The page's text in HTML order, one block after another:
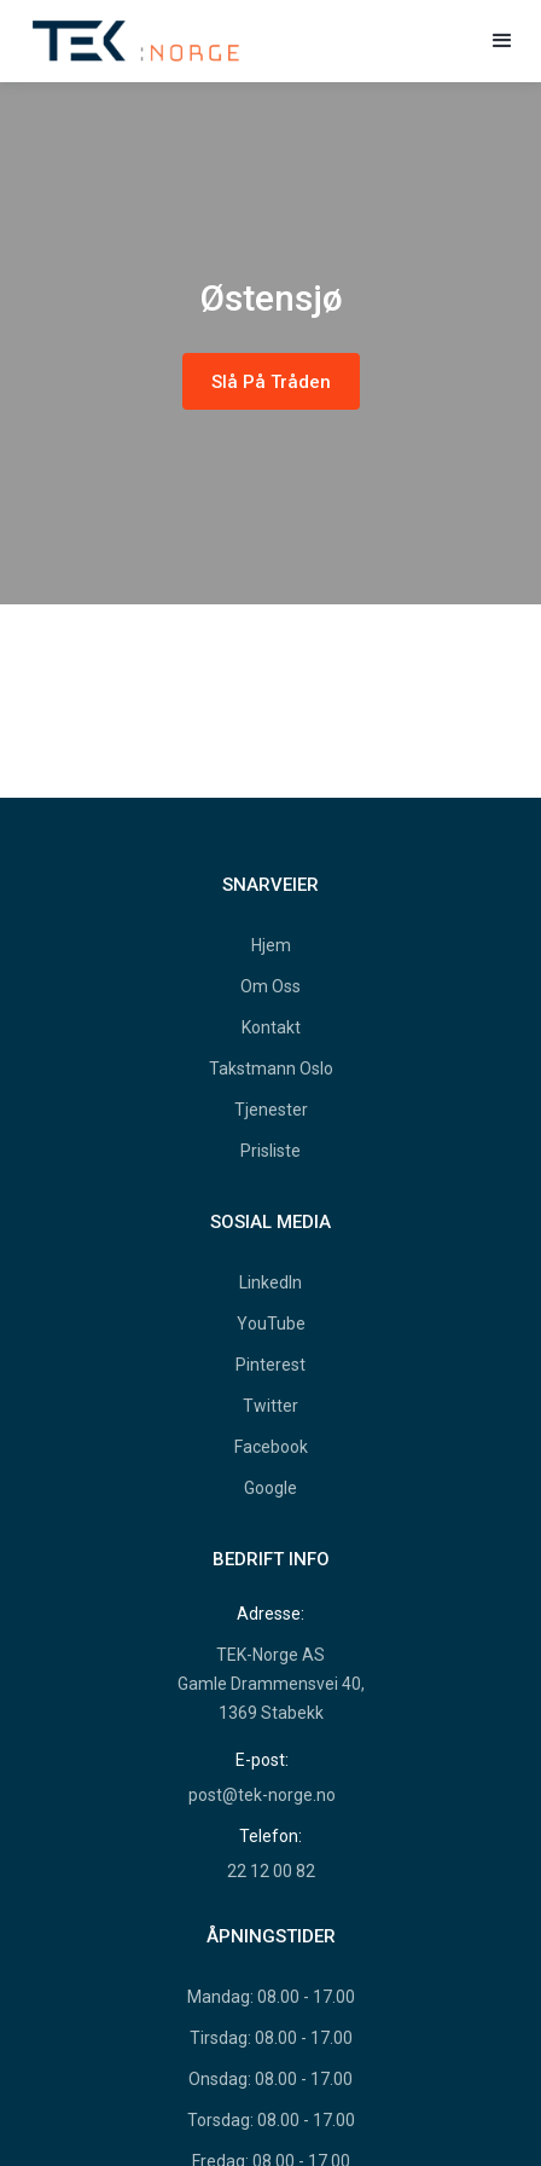
Østensjø
Slå På Tråden
SNARVEIER
Hjem
Om Oss
Kontakt
Takstmann Oslo
Tjenester
Prisliste
SOSIAL MEDIA
LinkedIn
YouTube
Pinterest
Twitter
Facebook
Google
BEDRIFT INFO
Adresse:
TEK-Norge AS
Gamle Drammensvei 40,
1369 Stabekk
E-post:
post@tek-norge.no
Telefon:
22 12 00 82
ÅPNINGSTIDER
Mandag: 08.00 - 17.00
Tirsdag: 08.00 - 17.00
Onsdag: 08.00 - 17.00
Torsdag: 08.00 - 17.00
Fredag: 08.00 - 17.00